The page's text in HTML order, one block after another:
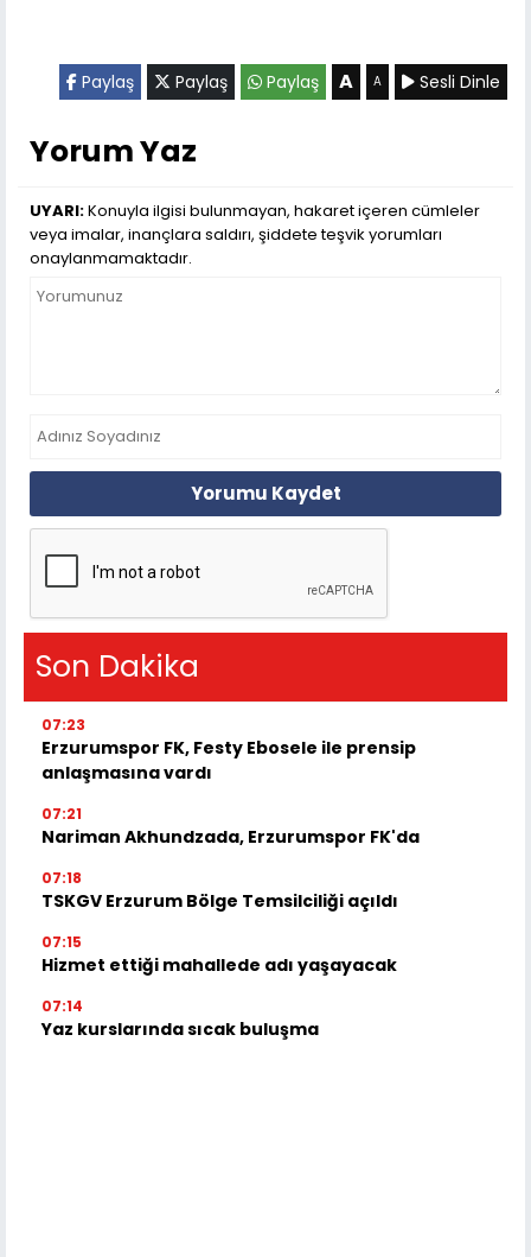
Paylaş Paylaş Paylaş A A Sesli Dinle
Yorum Yaz
UYARI:Konuyla ilgisi bulunmayan, hakaret içeren cümleler
veya imalar, inançlara saldırı, şiddete teşvik yorumları
onaylanmamaktadır.
Yorumu Kaydet
Son Dakika
07:23
Erzurumspor FK, Festy Ebosele ile prensip
anlaşmasına vardı
07:21
Nariman Akhundzada, Erzurumspor FK'da
07:18
TSKGV Erzurum Bölge Temsilciliği açıldı
07:15
Hizmet ettiği mahallede adı yaşayacak
07:14
Yaz kurslarında sıcak buluşma